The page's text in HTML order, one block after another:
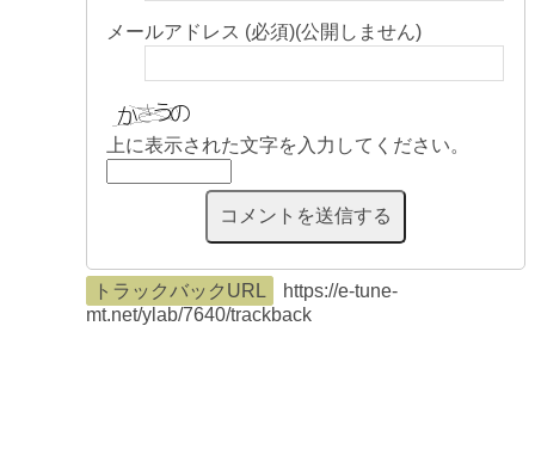
メールアドレス (必須)(公開しません)
上に表示された文字を入力してください。
トラックバックURL
https://e-tune-
mt.net/ylab/7640/trackback